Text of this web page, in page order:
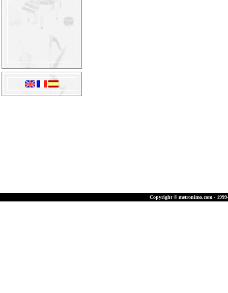
Copyright © metronimo.com -